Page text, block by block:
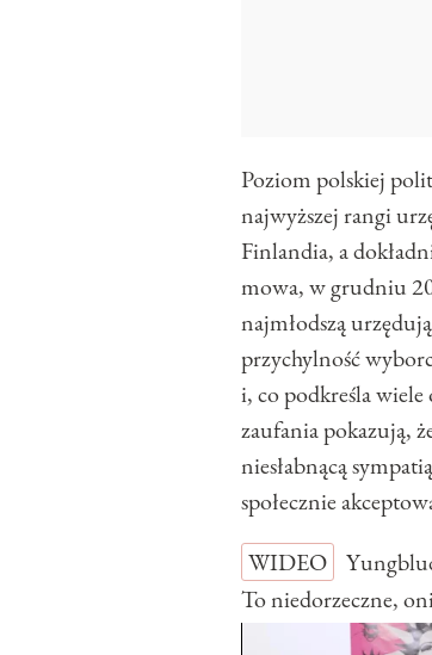
Poziom polskiej
najwyższej rangi
Finlandia, a
mowa, w grudniu
najmłodszą
przychylność
i, co podkreśla
zaufania pokazują,
niesłabnącą
społecznie
WIDEO
To niedorzeczne,